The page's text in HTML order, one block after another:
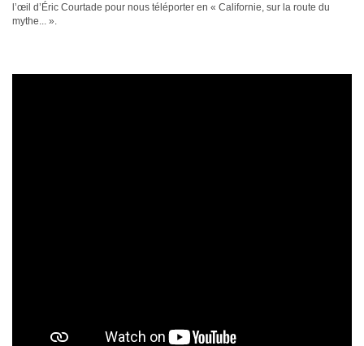
l’œil d’Éric Courtade pour nous téléporter en « Californie, sur la route du
mythe... ».